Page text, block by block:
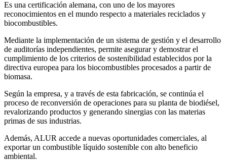
Es una certificación alemana, con uno de los mayores
reconocimientos en el mundo respecto a materiales reciclados y
biocombustibles.
Mediante la implementación de un sistema de gestión y el desarrollo
de auditorías independientes, permite asegurar y demostrar el
cumplimiento de los criterios de sostenibilidad establecidos por la
directiva europea para los biocombustibles procesados a partir de
biomasa.
Según la empresa, y a través de esta fabricación, se continúa el
proceso de reconversión de operaciones para su planta de biodiésel,
revalorizando productos y generando sinergias con las materias
primas de sus industrias.
Además, ALUR accede a nuevas oportunidades comerciales, al
exportar un combustible líquido sostenible con alto beneficio
ambiental.